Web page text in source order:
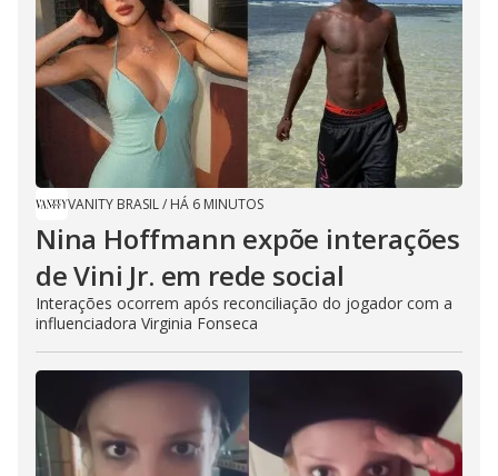
VANITY BRASIL/ HÁ 6 MINUTOS
Nina Hoffmann expõe interações
de Vini Jr. em rede social
Interações ocorrem após reconciliação do jogador com a
influenciadora Virginia Fonseca